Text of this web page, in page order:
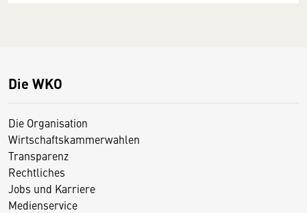
Die WKO
Die Organisation
Wirtschaftskammerwahlen
Transparenz
Rechtliches
Jobs und Karriere
Medienservice